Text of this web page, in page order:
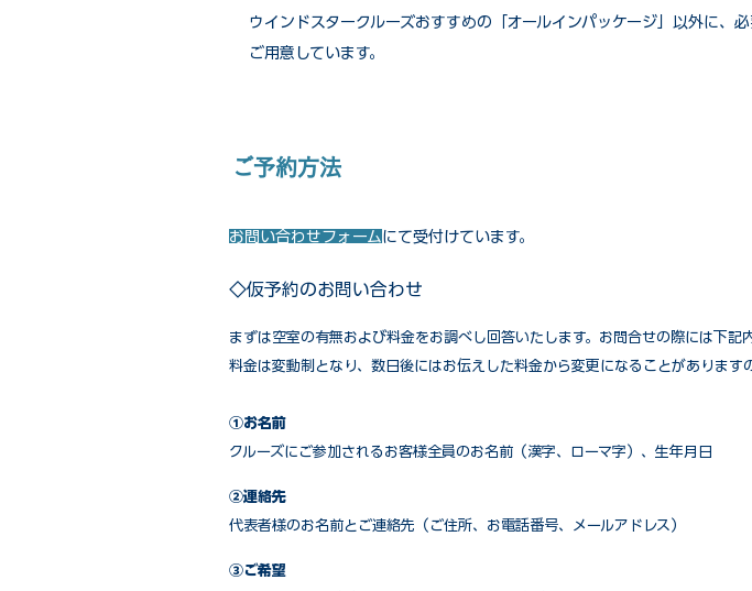
ウインドスタークルーズおすすめの「オールインパッケージ」以外に、
ご用意しています。
ご予約方法
お問い合わせフォームにて受付けています。
◇仮予約のお問い合わせ
まずは空室の有無および料金をお調べし回答いたします。お問合せの際には下記
料金は変動制となり、数日後にはお伝えした料金から変更になることがあります
①お名前
クルーズにご参加されるお客様全員のお名前（漢字、ローマ字）、生年月日
②連絡先
代表者様のお名前とご連絡先（ご住所、お電話番号、メールアドレス）
③ご希望